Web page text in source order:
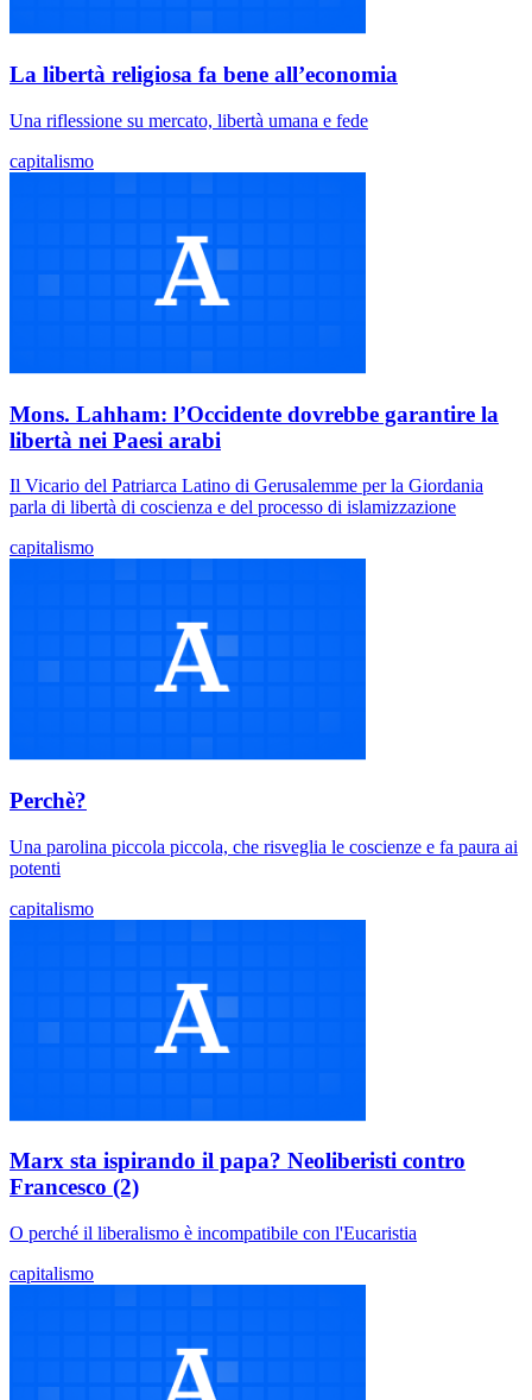
La libertà religiosa fa bene all’economia
Una riflessione su mercato, libertà umana e fede
capitalismo
Mons. Lahham: l’Occidente dovrebbe garantire la
libertà nei Paesi arabi
Il Vicario del Patriarca Latino di Gerusalemme per la Giordania
parla di libertà di coscienza e del processo di islamizzazione
capitalismo
Perchè?
Una parolina piccola piccola, che risveglia le coscienze e fa paura ai
potenti
capitalismo
Marx sta ispirando il papa? Neoliberisti contro
Francesco (2)
O perché il liberalismo è incompatibile con l'Eucaristia
capitalismo